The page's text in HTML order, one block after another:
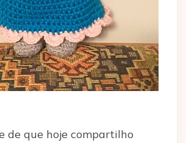
de que hoje compartilho